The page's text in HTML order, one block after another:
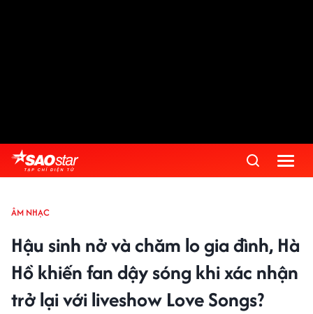
ÂM NHẠC
Hậu sinh nở và chăm lo gia đình, Hà
Hồ khiến fan dậy sóng khi xác nhận
trở lại với liveshow Love Songs?